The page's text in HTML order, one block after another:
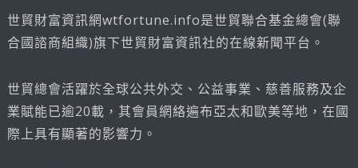
世貿財富資訊網wtfortune.info是世貿聯合基金總會(聯
合國諮商組織)旗下世貿財富資訊社的在線新聞平台。
世貿總會活躍於全球公共外交、公益事業、慈善服務及企
業賦能已逾20載，其會員網絡遍布亞太和歐美等地，在國
際上具有顯著的影響力。